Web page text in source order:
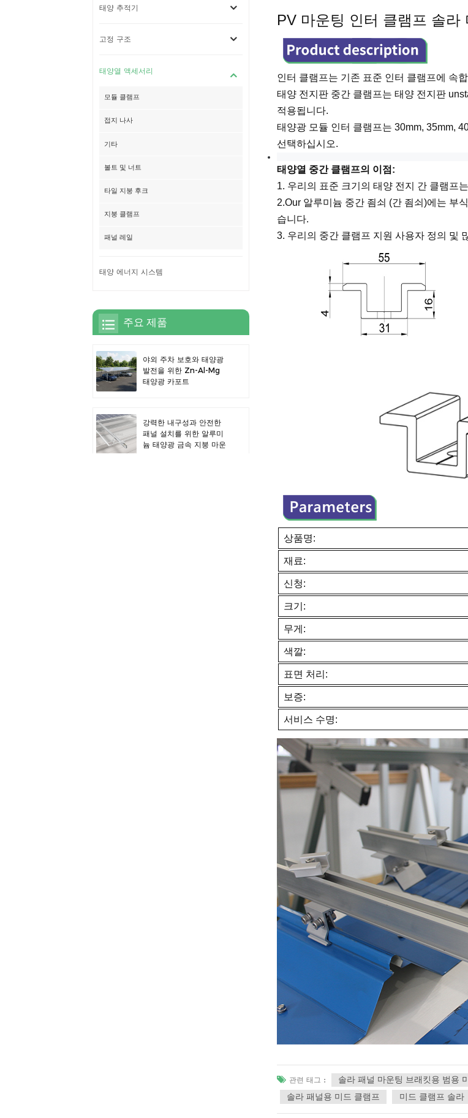
PV 마운팅 인터 클램프 솔
인터 클램프는 기존 표준 인터 클램프에 속
태양 전지판 중간 클램프는 태양 전지판
적용됩니다.
태양광 모듈 인터 클램프는 30mm, 35mm,
선택하십시오.
태양열 중간 클램프의 이점:
1. 우리의 표준 크기의 태양 전지 간 클램프
2.Our 알루미늄 중간 죔쇠 (간 죔쇠)에는 부
습니다.
3. 우리의 중간 클램프 지원 사용자 정의 및
상품명:
재료:
신청:
크기:
무게:
색깔:
표면 처리:
보증:
서비스 수명:
관련 태그 : 솔라 패널 마운팅 브래킷용 범용
솔라 패널용 미드 클램프
미드 클램프 솔라
태양 추적기
고정 구조
태양열 액세서리
모듈 클램프
접지 나사
기타
볼트 및 너트
타일 ​​지붕 후크
지붕 클램프
패널 레일
태양 에너지 시스템
주요 제품
야외 주차 보호와 태양광
발전을 위한 Zn-Al-Mg
태양광 카포트
강력한 내구성과 안전한
패널 설치를 위한 알루미
늄 태양광 금속 지붕 마운